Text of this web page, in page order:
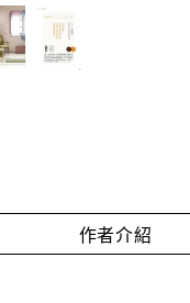
作者介紹